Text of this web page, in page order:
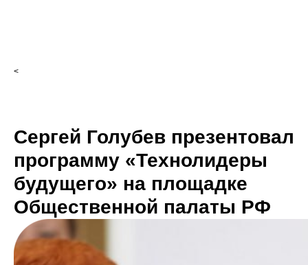
<
Сергей Голубев презентовал
программу «Технолидеры
будущего» на площадке
Общественной палаты РФ